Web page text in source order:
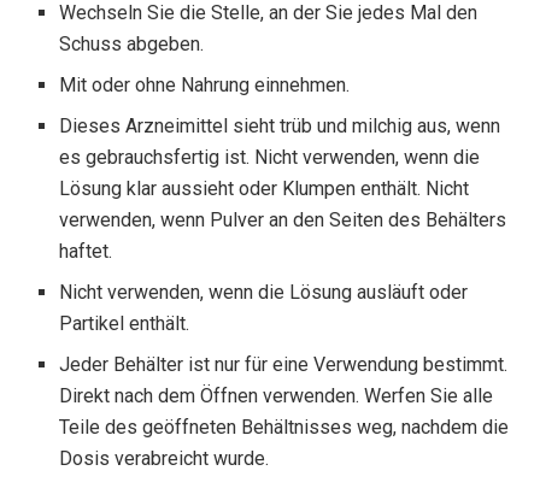
Wechseln Sie die Stelle, an der Sie jedes Mal den
Schuss abgeben.
Mit oder ohne Nahrung einnehmen.
Dieses Arzneimittel sieht trüb und milchig aus, wenn
es gebrauchsfertig ist. Nicht verwenden, wenn die
Lösung klar aussieht oder Klumpen enthält. Nicht
verwenden, wenn Pulver an den Seiten des Behälters
haftet.
Nicht verwenden, wenn die Lösung ausläuft oder
Partikel enthält.
Jeder Behälter ist nur für eine Verwendung bestimmt.
Direkt nach dem Öffnen verwenden. Werfen Sie alle
Teile des geöffneten Behältnisses weg, nachdem die
Dosis verabreicht wurde.